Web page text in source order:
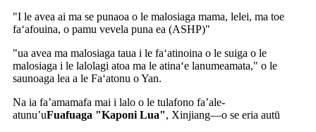
"I le avea ai ma se punaoa o le malosiaga mama, lelei, ma toe
faʻafouina, o pamu vevela puna ea (ASHP)"
"ua avea ma malosiaga taua i le faʻatinoina o le suiga o le
malosiaga i le lalolagi atoa ma le atinaʻe lanumeamata," o le
saunoaga lea a le Faʻatonu o Yan.
Na ia fa’amamafa mai i lalo o le tulafono fa’ale-
atunu’uFuafuaga "Kaponi Lua", Xinjiang—o se eria autū